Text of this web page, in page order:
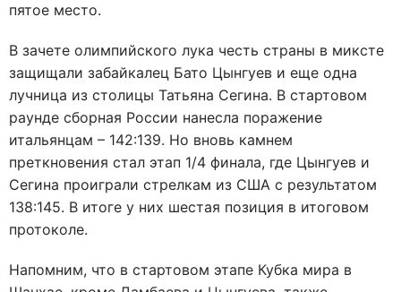
пятое место.
В зачете олимпийского лука честь страны в миксте
защищали забайкалец Бато Цынгуев и еще одна
лучница из столицы Татьяна Сегина. В стартовом
раунде сборная России нанесла поражение
итальянцам – 142:139. Но вновь камнем
преткновения стал этап 1/4 финала, где Цынгуев и
Сегина проиграли стрелкам из США с результатом
138:145. В итоге у них шестая позиция в итоговом
протоколе.
Напомним, что в стартовом этапе Кубка мира в